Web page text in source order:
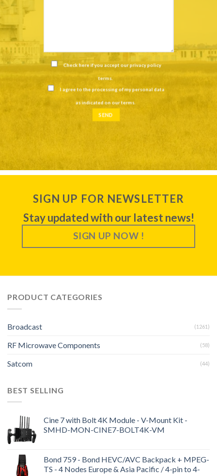
Check here if you accept ourprivacy policy
terms.
I agree to the processing of my personal data
as indicated on ourterms.
SIGN UP FOR NEWSLETTER
Stay updated with our latest news!
SIGN UP NOW !
PRODUCT CATEGORIES
Broadcast (1261)
RF Microwave Components (58)
Satcom (44)
BEST SELLING
Cine 7 with Bolt 4K Module - V-Mount Kit -
SMHD-MON-CINE7-BOLT4K-VM
Bond 759 - Bond HEVC/AVC Backpack + MPEG-
TS - 4 Nodes Europe & Asia Pacific / 4-pin to 4-